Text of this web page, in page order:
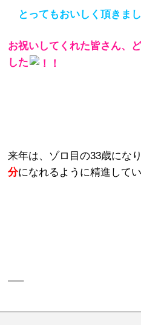
とってもおいしく頂きま
お祝いしてくれた皆さん、
した
来年は、ゾロ目の33歳にな
分になれるように精進して
—–